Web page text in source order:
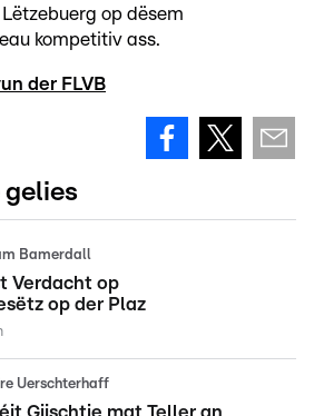
op dësem
kompetitiv ass.
der FLVB
gelies
Bamerdall
Verdacht op
op der Plaz
Uerschterhaff